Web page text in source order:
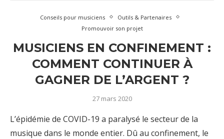
Conseils pour musiciens
Outils & Partenaires
Promouvoir son projet
MUSICIENS EN CONFINEMENT :
COMMENT CONTINUER À
GAGNER DE L’ARGENT ?
27 mars 2020
L’épidémie de COVID-19 a paralysé le secteur de la
musique dans le monde entier. Dû au confinement, le